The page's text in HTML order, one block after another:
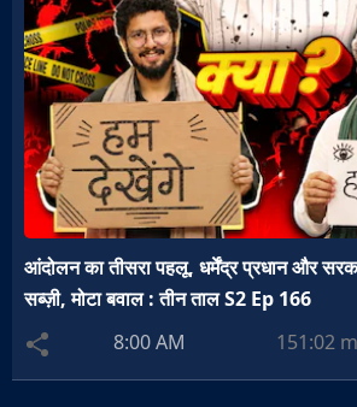
आंदोलन का तीसरा पहलू, धर्मेंद्र प्रधान और
सब्ज़ी, मोटा बवाल : तीन ताल S2 Ep 166
8:00 AM
151:02